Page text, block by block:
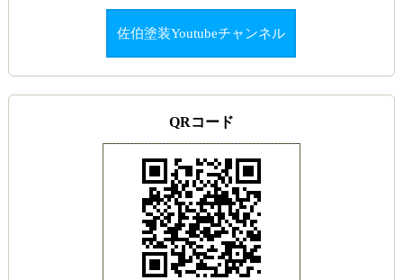
佐伯塗装Youtubeチャンネル
QRコード